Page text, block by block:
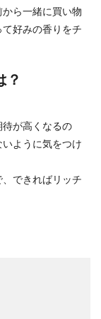
ら一緒に買い物
好みの香りをチ
？
が高くなるの
ように気をつけ
できればリッチ